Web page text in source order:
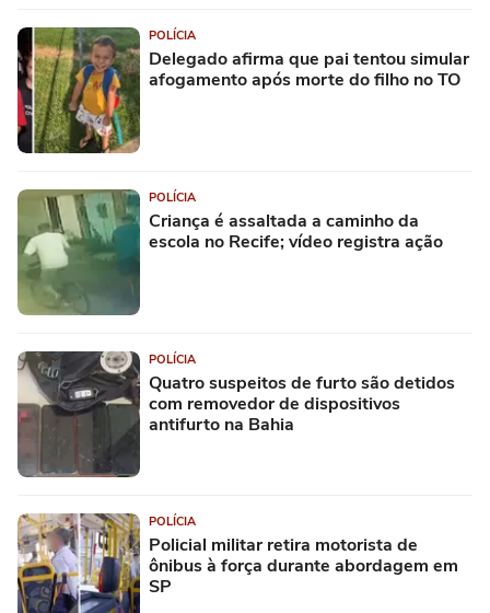
POLÍCIA
Delegado afirma que pai tentou simular
afogamento após morte do filho no TO
POLÍCIA
Criança é assaltada a caminho da
escola no Recife; vídeo registra ação
POLÍCIA
Quatro suspeitos de furto são detidos
com removedor de dispositivos
antifurto na Bahia
POLÍCIA
Policial militar retira motorista de
ônibus à força durante abordagem em
SP